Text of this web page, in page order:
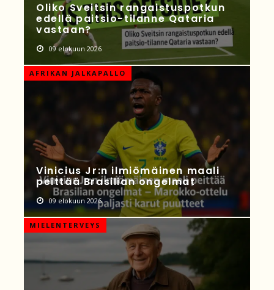
Oliko Sveitsin rangaistuspotkun
edellä paitsio-tilanne Qataria
vastaan?
09 elokuun 2026
AFRIKAN JALKAPALLO
Vinicius Jr:n ilmiömäinen maali
peittää Brasilian ongelmat
09 elokuun 2026
MIELENTERVEYS